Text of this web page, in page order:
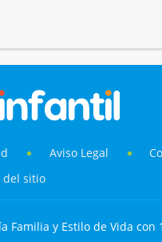
Aviso Legal
del sitio
y Estilo de Vida